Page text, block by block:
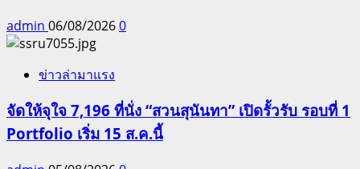
admin 06/08/20260
ข่าวล่ามาแรง
จัดให้จุใจ 7,196 ที่นั่ง “สวนสุนันทา” เปิดรั้วรับ รอบที่ 1
Portfolio เริ่ม 15 ส.ค.นี้